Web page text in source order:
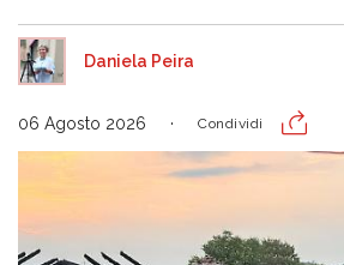
Daniela Peira
06 Agosto 2026 Condividi